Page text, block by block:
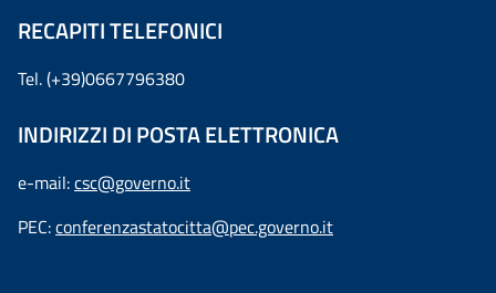
RECAPITI TELEFONICI
Tel. (+39)0667796380
INDIRIZZI DI POSTA ELETTRONICA
e-mail:csc@governo.it
PEC:conferenzastatocitta@pec.governo.it